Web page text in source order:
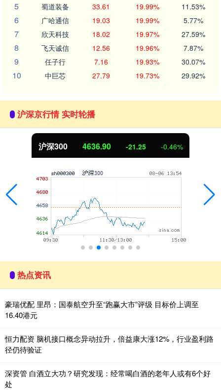
5 蜀道装备 33.61 19.99% 11.53%
6 广哈通信 19.03 19.99% 5.77%
7 欣天科技 18.02 19.97% 27.59%
8 飞天诚信 12.56 19.96% 7.87%
9 任子行 7.16 19.93% 30.07%
10 中巨芯 27.79 19.73% 29.92%
沪深京行情 实时轮播
北证50 1115.01 -4.45 -0.40%
热点资讯
豪瑞优配 里昂：国泰航空升至“跑赢大市”评级 目标价上调至
16.40港元
恒力配资 脑机接口概念异动拉升，倍益康大涨12%，行业盈利路
径仍待验证
深资管 白酒立大功？研究发现：经常喝白酒的老年人或有6个好
处